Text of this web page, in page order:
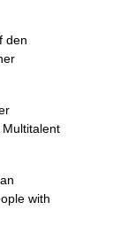
den
with